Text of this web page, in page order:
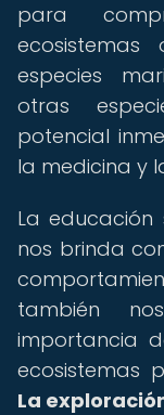
para
ecosistemas
especies
otras
potencial
la medicina y
La educación
nos brinda
también
importancia
ecosistemas
La